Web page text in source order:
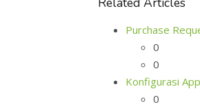
Purchase
0
0
Konfigurasi
0